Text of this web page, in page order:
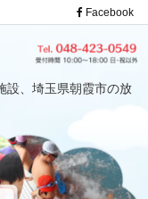
設、埼玉県朝霞市の放
Facebook